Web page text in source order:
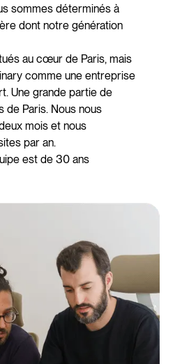
sommes déterminés à
dont notre génération
au cœur de Paris, mais
comme une entreprise
Une grande partie de
de Paris. Nous nous
mois et nous
par an.
est de 30 ans